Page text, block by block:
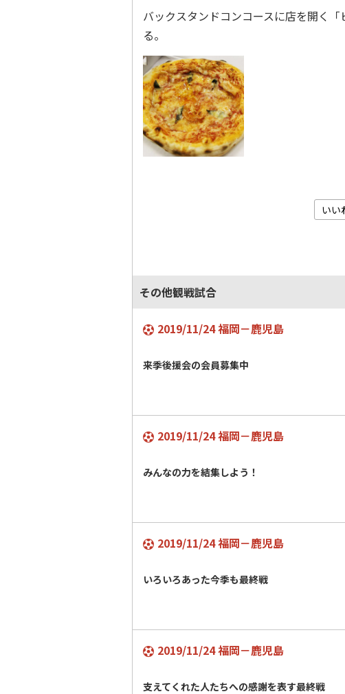
バックスタンドコンコースに店を開く
る。
いい
その他観戦試合
2019/11/24 福岡－鹿児島
来季後援会の会員募集中
2019/11/24 福岡－鹿児島
みんなの力を結集しよう！
2019/11/24 福岡－鹿児島
いろいろあった今季も最終戦
2019/11/24 福岡－鹿児島
支えてくれた人たちへの感謝を表す最終戦